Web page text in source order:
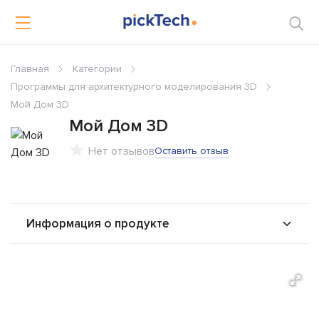
Главная
Категории
Программы для архитектурного моделирования 3D
Мой Дом 3D
Мой Дом 3D
Нет отзывовОставить отзыв
Информация о продукте